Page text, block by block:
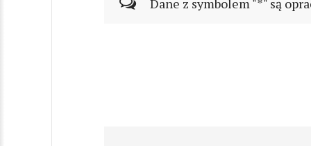
Dane z symbolem "*" są